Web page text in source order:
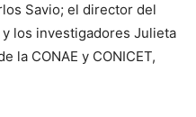
Savio; el director del
y los investigadores Julieta
la CONAE y CONICET,